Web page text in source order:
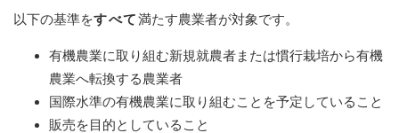
以下の基準をすべて満たす農業者が対象です。
有機農業に取り組む新規就農者または慣行栽培から有機
農業へ転換する農業者
国際水準の有機農業に取り組むことを予定していること
販売を目的としていること